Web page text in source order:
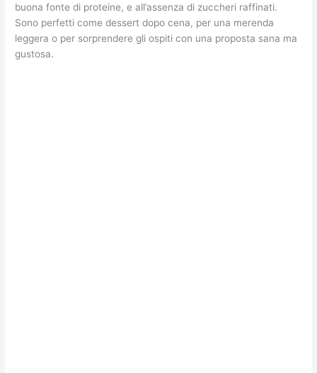
buona fonte di proteine, e all’assenza di zuccheri raffinati.
Sono perfetti come dessert dopo cena, per una merenda
leggera o per sorprendere gli ospiti con una proposta sana ma
gustosa.